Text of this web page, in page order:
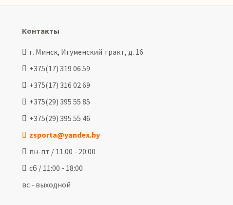
Контакты
г. Минск, Игуменский тракт, д. 16
+375(17) 319 06 59
+375(17) 316 02 69
+375(29) 395 55 85
+375(29) 395 55 46
zsporta@yandex.by
пн-пт / 11:00 - 20:00
сб / 11:00 - 18:00
вс - выходной